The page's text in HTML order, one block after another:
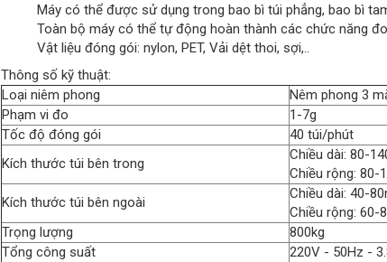
Máy có thể được sử dụng trong bao bì túi phẳng, bao bì
Toàn bộ máy có thể tự động hoàn thành các chức năng
Vật liệu đóng gói: nylon, PET, Vải dệt thoi, sợi,..
Thông số kỹ thuật:
Loại niêm phong
Nêm phong 3
Phạm vi đo
1-7g
Tốc độ đóng gói
40 túi/phút
Kích thước túi bên trong
Chiều dài: 80-
Chiều rộng: 80-
Kích thước túi bên ngoài
Chiều dài: 40-
Chiều rộng: 60-
Trọng lượng
800kg
Tổng công suất
220V - 50Hz -